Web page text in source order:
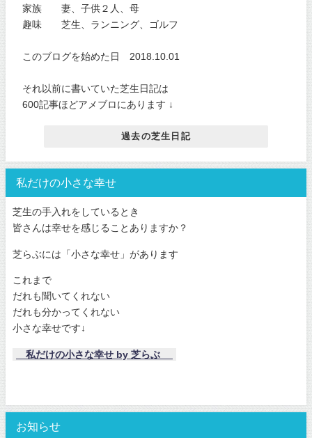
家族 妻、子供２人、母
趣味 芝生、ランニング、ゴルフ
このブログを始めた日 2018.10.01
それ以前に書いていた芝生日記は
600記事ほどアメブロにあります ↓
過去の芝生日記
私だけの小さな幸せ
芝生の手入れをしているとき
皆さんは幸せを感じることありますか？
芝らぶには「小さな幸せ」があります
これまで
だれも聞いてくれない
だれも分かってくれない
小さな幸せです↓
私だけの小さな幸せ by 芝らぶ
お知らせ